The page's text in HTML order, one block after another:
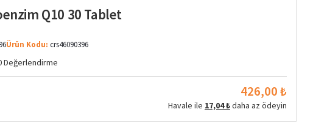
Q10 30 Tablet
Ürün Kodu: crs46090396
Değerlendirme
426,00 ₺
Havale ile 17,04 ₺ daha az ödeyin